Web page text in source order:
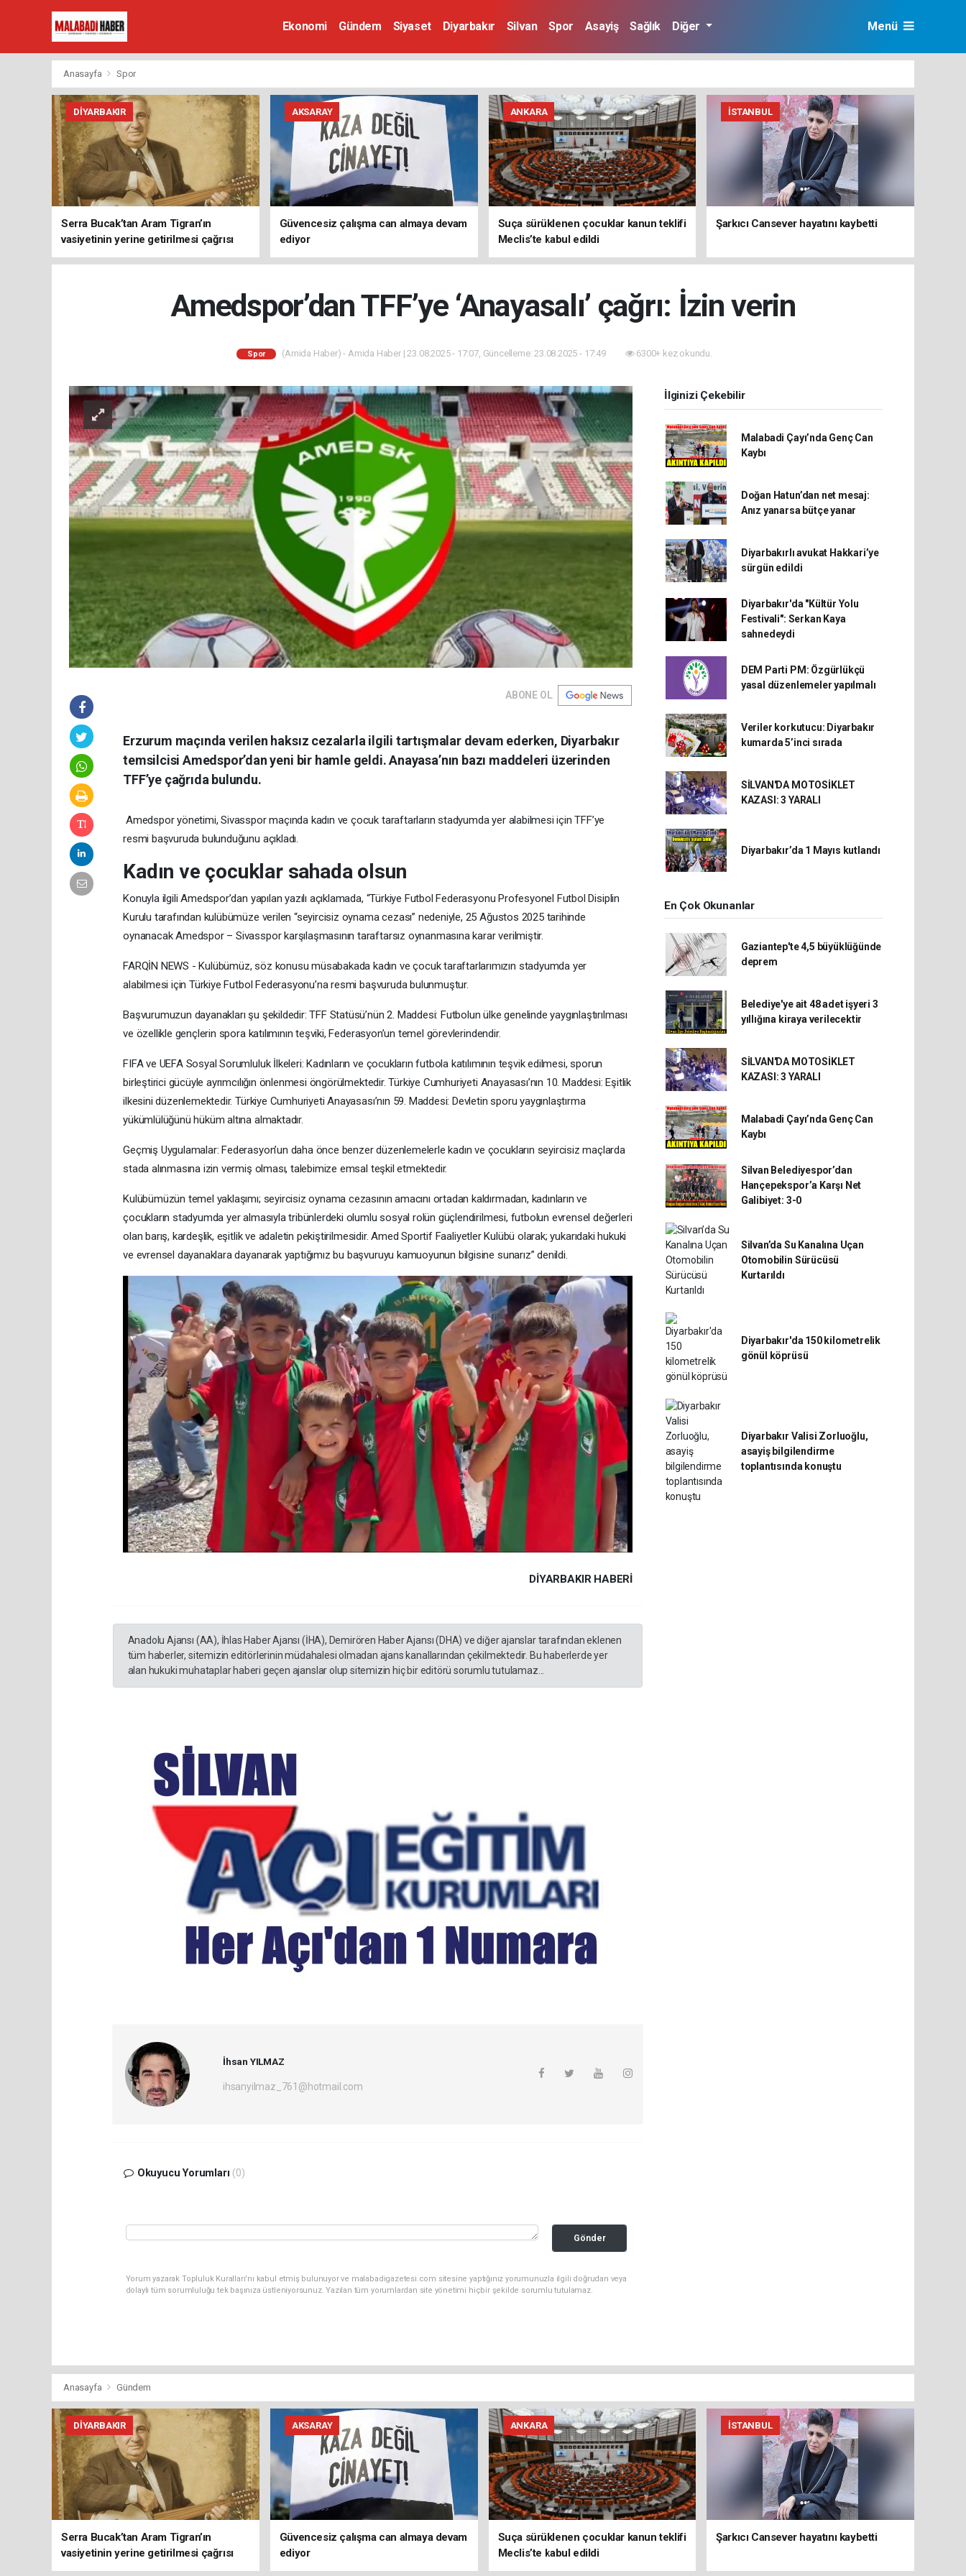
Ekonomi Gündem Siyaset Diyarbakır Silvan Spor Asayiş Sağlık Diğer Menü
Anasayfa Spor
DIYARBAKIR
Serra Bucak’tan Aram Tigran’ın
vasiyetinin yerine getirilmesi çağrısı
AKSARAY
Güvencesiz çalışma can almaya devam
ediyor
ANKARA
Suça sürüklenen çocuklar kanun teklifi
Meclis’te kabul edildi
İSTANBUL
Şarkıcı Cansever hayatını kaybetti
Amedspor’dan TFF’ye ‘Anayasalı’ çağrı: İzin verin
Spor (Amida Haber) - Amida Haber | 23.08.2025 - 17:07, Güncelleme: 23.08.2025 - 17:49 6300+ kez okundu.
ABONE OL
Erzurum maçında verilen haksız cezalarla ilgili tartışmalar devam ederken, Diyarbakır
temsilcisi Amedspor’dan yeni bir hamle geldi. Anayasa’nın bazı maddeleri üzerinden
TFF’ye çağrıda bulundu.
Amedspor yönetimi, Sivasspor maçında kadın ve çocuk taraftarların stadyumda yer alabilmesi için TFF’ye
resmi başvuruda bulunduğunu açıkladı.
Kadın ve çocuklar sahada olsun
Konuyla ilgili Amedspor’dan yapılan yazılı açıklamada, “Türkiye Futbol Federasyonu Profesyonel Futbol Disiplin
Kurulu tarafından kulübümüze verilen “seyircisiz oynama cezası” nedeniyle, 25 Ağustos 2025 tarihinde
oynanacak Amedspor – Sivasspor karşılaşmasının taraftarsız oynanmasına karar verilmiştir.
FARQİN NEWS - Kulübümüz, söz konusu müsabakada kadın ve çocuk taraftarlarımızın stadyumda yer
alabilmesi için Türkiye Futbol Federasyonu’na resmi başvuruda bulunmuştur.
Başvurumuzun dayanakları şu şekildedir: TFF Statüsü’nün 2. Maddesi: Futbolun ülke genelinde yaygınlaştırılması
ve özellikle gençlerin spora katılımının teşviki, Federasyon’un temel görevlerindendir.
FIFA ve UEFA Sosyal Sorumluluk İlkeleri: Kadınların ve çocukların futbola katılımının teşvik edilmesi, sporun
birleştirici gücüyle ayrımcılığın önlenmesi öngörülmektedir. Türkiye Cumhuriyeti Anayasası’nın 10. Maddesi: Eşitlik
ilkesini düzenlemektedir. Türkiye Cumhuriyeti Anayasası’nın 59. Maddesi: Devletin sporu yaygınlaştırma
yükümlülüğünü hüküm altına almaktadır.
Geçmiş Uygulamalar: Federasyon’un daha önce benzer düzenlemelerle kadın ve çocukların seyircisiz maçlarda
stada alınmasına izin vermiş olması, talebimize emsal teşkil etmektedir.
Kulübümüzün temel yaklaşımı; seyircisiz oynama cezasının amacını ortadan kaldırmadan, kadınların ve
çocukların stadyumda yer almasıyla tribünlerdeki olumlu sosyal rolün güçlendirilmesi, futbolun evrensel değerleri
olan barış, kardeşlik, eşitlik ve adaletin pekiştirilmesidir. Amed Sportif Faaliyetler Kulübü olarak; yukarıdaki hukuki
ve evrensel dayanaklara dayanarak yaptığımız bu başvuruyu kamuoyunun bilgisine sunarız” denildi.
DIYARBAKIR HABERİ
Anadolu Ajansı (AA), İhlas Haber Ajansı (İHA), Demirören Haber Ajansı (DHA) ve diğer ajanslar tarafından eklenen
tüm haberler, sitemizin editörlerinin müdahalesi olmadan ajans kanallarından çekilmektedir. Bu haberlerde yer
alan hukuki muhataplar haberi geçen ajanslar olup sitemizin hiç bir editörü sorumlu tutulamaz...
İhsan YILMAZ
ihsanyilmaz_761@hotmail.com
Okuyucu Yorumları (0)
Gönder
Yorum yazarak Topluluk Kuralları’nı kabul etmiş bulunuyor ve malabadigazetesi.com sitesine yaptığınız yorumunuzla ilgili doğrudan veya
dolaylı tüm sorumluluğu tek başınıza üstleniyorsunuz. Yazılan tüm yorumlardan site yönetimi hiçbir şekilde sorumlu tutulamaz.
İlginizi Çekebilir
Malabadi Çayı’nda Genç Can
Kaybı
Doğan Hatun’dan net mesaj:
Anız yanarsa bütçe yanar
Diyarbakırlı avukat Hakkari’ye
sürgün edildi
Diyarbakır'da "Kültür Yolu
Festivali": Serkan Kaya
sahnedeydi
DEM Parti PM: Özgürlükçü
yasal düzenlemeler yapılmalı
Veriler korkutucu: Diyarbakır
kumarda 5’inci sırada
SİLVAN'DA MOTOSİKLET
KAZASI: 3 YARALI
Diyarbakır’da 1 Mayıs kutlandı
En Çok Okunanlar
Gaziantep'te 4,5 büyüklüğünde
deprem
Belediye'ye ait 48 adet işyeri 3
yıllığına kiraya verilecektir
SİLVAN'DA MOTOSİKLET
KAZASI: 3 YARALI
Malabadi Çayı’nda Genç Can
Kaybı
Silvan Belediyespor’dan
Hançepekspor’a Karşı Net
Galibiyet: 3-0
Silvan’da Su Kanalına Uçan
Otomobilin Sürücüsü
Kurtarıldı
Diyarbakır'da 150 kilometrelik
gönül köprüsü
Diyarbakır Valisi Zorluoğlu,
asayiş bilgilendirme
toplantısında konuştu
Anasayfa Gündem
DIYARBAKIR
Serra Bucak’tan Aram Tigran’ın
vasiyetinin yerine getirilmesi çağrısı
AKSARAY
Güvencesiz çalışma can almaya devam
ediyor
ANKARA
Suça sürüklenen çocuklar kanun teklifi
Meclis’te kabul edildi
İSTANBUL
Şarkıcı Cansever hayatını kaybetti